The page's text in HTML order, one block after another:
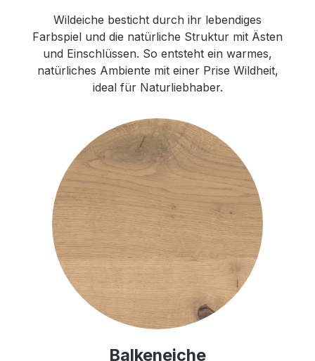
Wildeiche besticht durch ihr lebendiges
Farbspiel und die natürliche Struktur mit Ästen
und Einschlüssen. So entsteht ein warmes,
natürliches Ambiente mit einer Prise Wildheit,
ideal für Naturliebhaber.
Balkeneiche